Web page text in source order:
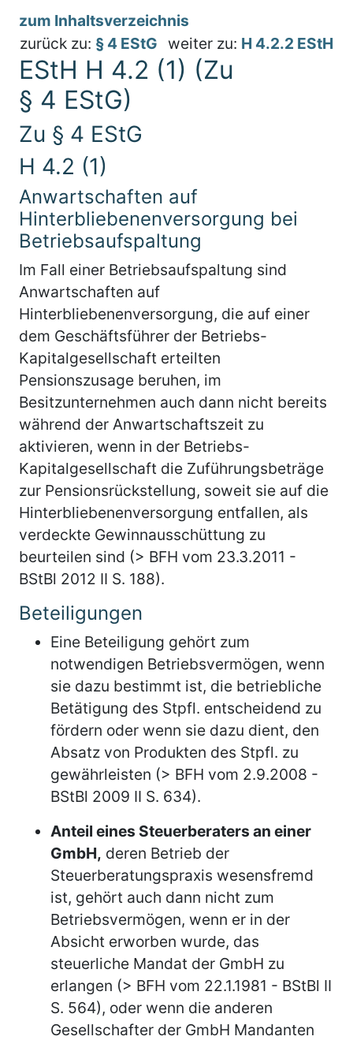
zum Inhaltsverzeichnis
zurück zu: § 4 EStG weiter zu: H 4.2.2 EStH
EStH H 4.2 (1) (Zu
§ 4 EStG)
Zu § 4 EStG
H 4.2 (1)
Anwartschaften auf
Hinterbliebenenversorgung bei
Betriebsaufspaltung
Im Fall einer Betriebsaufspaltung sind
Anwartschaften auf
Hinterbliebenenversorgung, die auf einer
dem Geschäftsführer der Betriebs-
Kapitalgesellschaft erteilten
Pensionszusage beruhen, im
Besitzunternehmen auch dann nicht bereits
während der Anwartschaftszeit zu
aktivieren, wenn in der Betriebs-
Kapitalgesellschaft die Zuführungsbeträge
zur Pensionsrückstellung, soweit sie auf die
Hinterbliebenenversorgung entfallen, als
verdeckte Gewinnausschüttung zu
beurteilen sind (> BFH vom 23.3.2011 -
BStBl 2012 II S. 188).
Beteiligungen
Eine Beteiligung gehört zum
notwendigen Betriebsvermögen, wenn
sie dazu bestimmt ist, die betriebliche
Betätigung des Stpfl. entscheidend zu
fördern oder wenn sie dazu dient, den
Absatz von Produkten des Stpfl. zu
gewährleisten (> BFH vom 2.9.2008 -
BStBl 2009 II S. 634).
Anteil eines Steuerberaters an einer
GmbH, deren Betrieb der
Steuerberatungspraxis wesensfremd
ist, gehört auch dann nicht zum
Betriebsvermögen, wenn er in der
Absicht erworben wurde, das
steuerliche Mandat der GmbH zu
erlangen (> BFH vom 22.1.1981 - BStBl II
S. 564), oder wenn die anderen
Gesellschafter der GmbH Mandanten